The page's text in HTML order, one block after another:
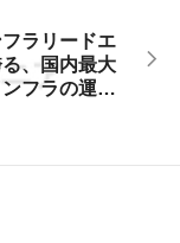
ラリードエ
、国内最大
フラの運
お任せ